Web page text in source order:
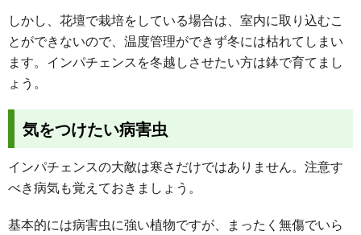
しかし、花壇で栽培をしている場合は、室内に取り込むこ
とができないので、温度管理ができず冬には枯れてしまい
ます。インパチェンスを冬越しさせたい方は鉢で育てまし
ょう。
気をつけたい病害虫
インパチェンスの大敵は寒さだけではありません。注意す
べき病気も覚えておきましょう。
基本的には病害虫に強い植物ですが、まったく無傷でいら